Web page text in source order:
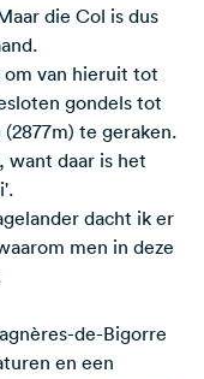
die Col is dus
om van hieruit tot
gondels tot
te geraken.
want daar is het
dacht ik er
men in deze
de-Bigorre
en een